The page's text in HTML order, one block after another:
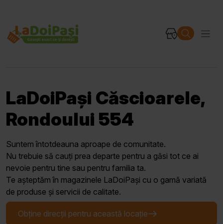
LaDoiPași Căscioarele,
Rondoului 554
Suntem întotdeauna aproape de comunitate.
Nu trebuie să cauți prea departe pentru a găsi tot ce ai
nevoie pentru tine sau pentru familia ta.
Te așteptăm în magazinele LaDoiPași cu o gamă variată
de produse și servicii de calitate.
Obține direcții pentru această locație